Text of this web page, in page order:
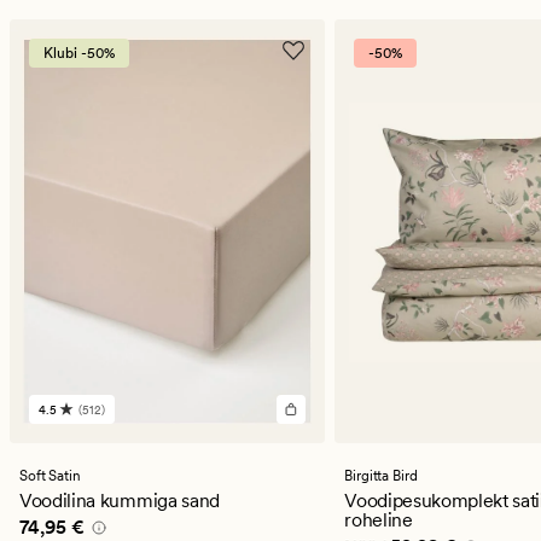
Klubi -50%
512
hinnanguga
4.5
4.5 (512)
Soft Satin
Voodilina kummiga sand
Pris_ee 74,95 €
74,95 €
-50%
Birgitta Bird
Voodipesukomplekt
roheline